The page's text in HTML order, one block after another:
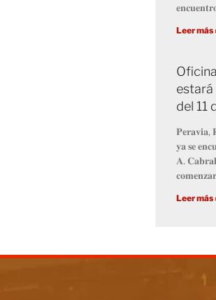
Leer más
estará
del 11
𝐏𝐞𝐫𝐚𝐯𝐢𝐚,
𝐲𝐚 𝐬𝐞
𝐀.
Leer más